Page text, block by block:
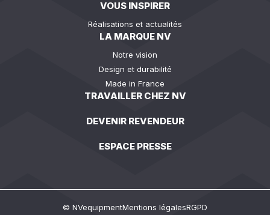
VOUS INSPIRER
Réalisations et actualités
LA MARQUE NV
Notre vision
Design et durabilité
Made in France
TRAVAILLER CHEZ NV
DEVENIR REVENDEUR
ESPACE PRESSE
© NVequipmentMentions légalesRGPD